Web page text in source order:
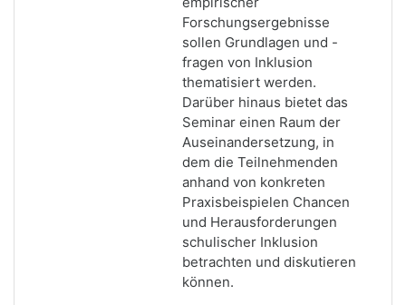
Forschungsergebnisse
sollen Grundlagen und -
fragen von Inklusion
thematisiert werden.
Darüber hinaus bietet das
Seminar einen Raum der
Auseinandersetzung, in
dem die Teilnehmenden
anhand von konkreten
Praxisbeispielen Chancen
und Herausforderungen
schulischer Inklusion
betrachten und diskutieren
können.